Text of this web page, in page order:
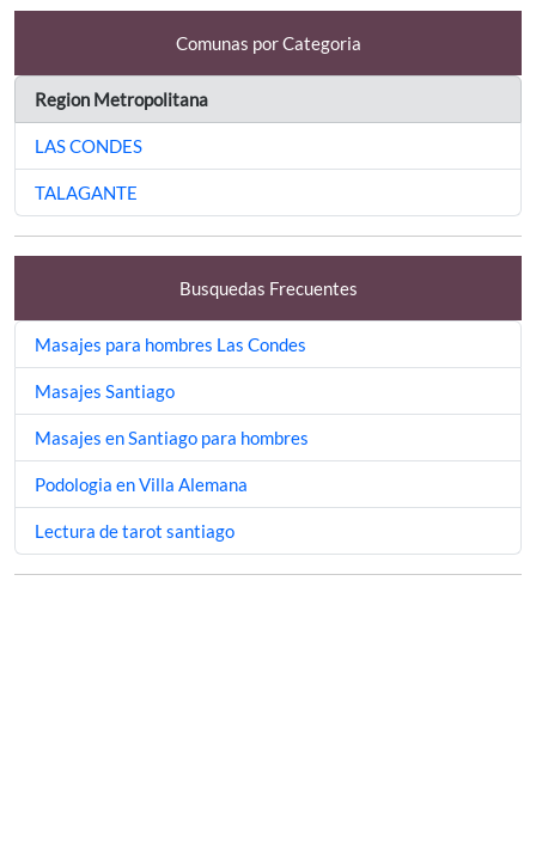
Comunas por Categoria
Region Metropolitana
LAS CONDES
TALAGANTE
Busquedas Frecuentes
Masajes para hombres Las Condes
Masajes Santiago
Masajes en Santiago para hombres
Podologia en Villa Alemana
Lectura de tarot santiago